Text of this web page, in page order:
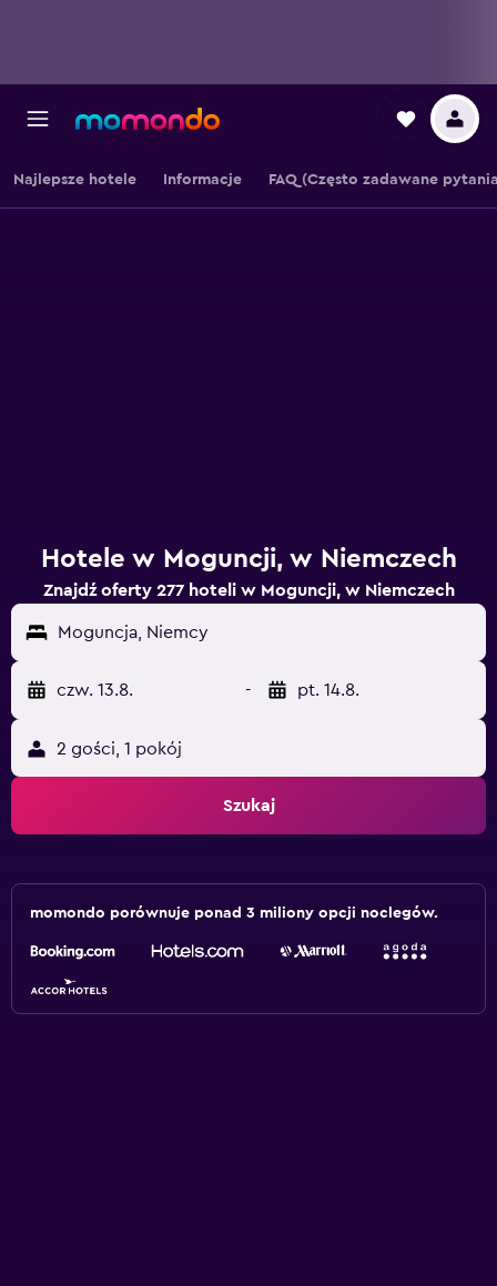
Najlepsze hotele Informacje FAQ (Często zadawane
Hotele w Moguncji, w Niemczech
Znajdź oferty 277 hoteli w Moguncji, w Niemczech
Moguncja, Niemcy
czw. 13.8. - pt. 14.8.
2 gości, 1 pokój
Szukaj
momondo porównuje ponad 3 miliony opcji noclegów.